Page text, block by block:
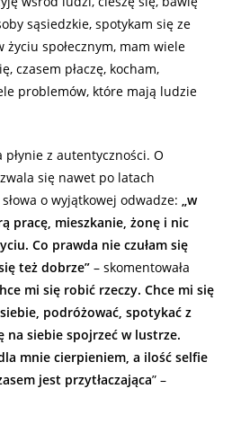
sąsiedzkie, spotykam się ze
życiu społecznym, mam wiele
czasem płaczę, kocham,
problemów, które mają ludzie
płynie z autentyczności. O
się nawet po latach
o wyjątkowej odwadze: „w
pracę, mieszkanie, żonę i nic
Co prawda nie czułam się
też dobrze” – skomentowała
mi się robić rzeczy. Chce mi się
podróżować, spotykać z
na siebie spojrzeć w lustrze.
mnie cierpieniem, a ilość selfie
jest przytłaczająca” –